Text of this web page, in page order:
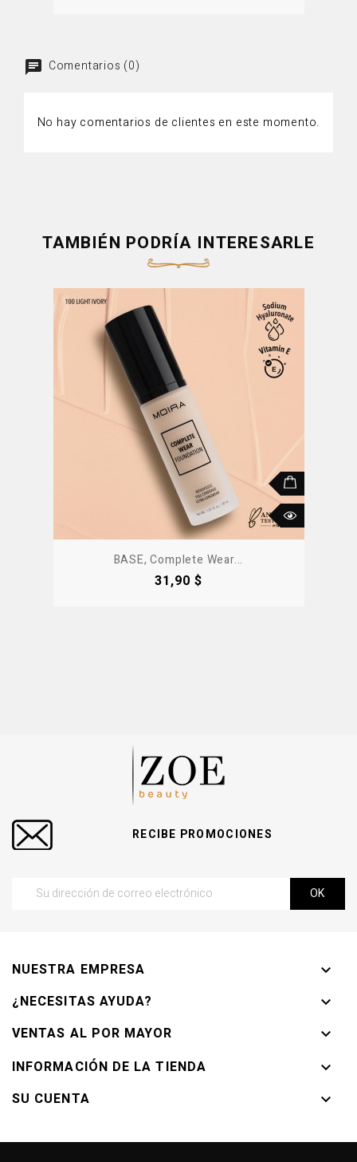
Comentarios (0)
No hay comentarios de clientes en este momento.
TAMBIÉN PODRÍA INTERESARLE
BASE, Complete Wear...
Precio
31,90 $
RECIBE PROMOCIONES
NUESTRA EMPRESA

¿NECESITAS AYUDA?

VENTAS AL POR MAYOR

INFORMACIÓN DE LA TIENDA

SU CUENTA
